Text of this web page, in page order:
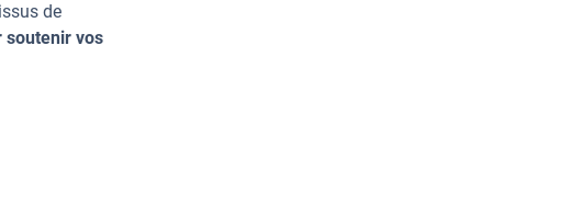
de
soutenir vos